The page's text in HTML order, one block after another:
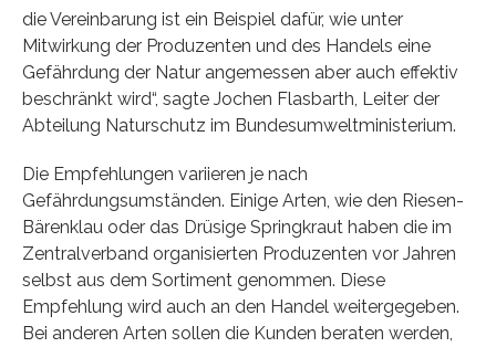
die Vereinbarung ist ein Beispiel dafür, wie unter
Mitwirkung der Produzenten und des Handels eine
Gefährdung der Natur angemessen aber auch effektiv
beschränkt wird“, sagte Jochen Flasbarth, Leiter der
Abteilung Naturschutz im Bundesumweltministerium.
Die Empfehlungen variieren je nach
Gefährdungsumständen. Einige Arten, wie den Riesen-
Bärenklau oder das Drüsige Springkraut haben die im
Zentralverband organisierten Produzenten vor Jahren
selbst aus dem Sortiment genommen. Diese
Empfehlung wird auch an den Handel weitergegeben.
Bei anderen Arten sollen die Kunden beraten werden,